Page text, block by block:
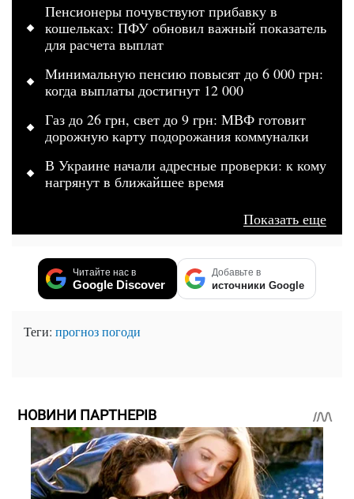
Пенсионеры почувствуют прибавку в
кошельках: ПФУ обновил важный показатель
для расчета выплат
Минимальную пенсию повысят до 6 000 грн:
когда выплаты достигнут 12 000
Газ до 26 грн, свет до 9 грн: МВФ готовит
дорожную карту подорожания коммуналки
В Украине начали адресные проверки: к кому
нагрянут в ближайшее время
Показать еще
Читайте нас в
Google Discover
Добавьте в
источники Google
Теги: прогноз погоди
НОВИНИ ПАРТНЕРІВ